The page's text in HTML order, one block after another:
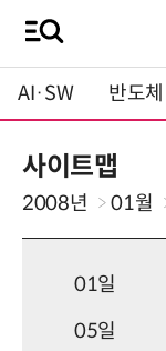
AI·SW 반도체
사이트맵
2008년 01월
01일
05일